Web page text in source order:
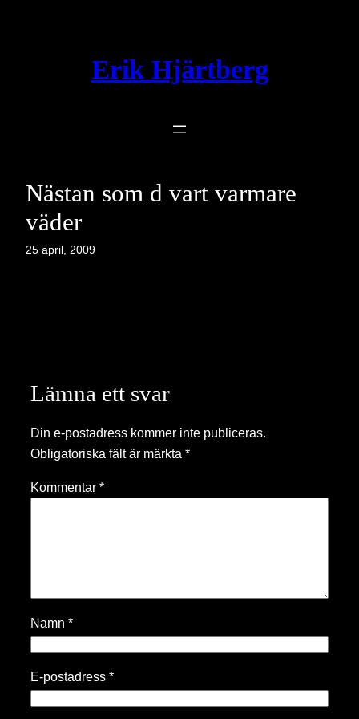
Erik Hjärtberg
Nästan som d vart varmare
väder
25 april, 2009
Lämna ett svar
Din e-postadress kommer inte publiceras.
Obligatoriska fält är märkta *
Kommentar *
Namn *
E-postadress *